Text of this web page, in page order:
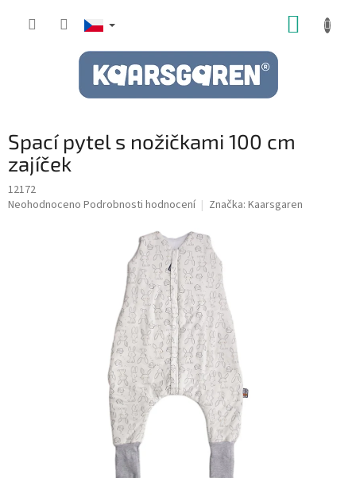
Spací pytel s nožičkami 100 cm
zajíček
12172
Průměrné
Neohodnoceno Podrobnosti hodnocení Značka: Kaarsgaren